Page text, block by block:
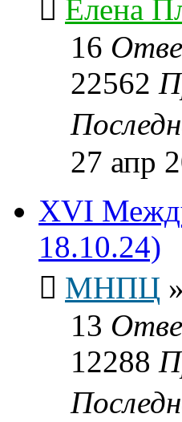
Елена
16
22562
27 апр
XVI
18.10.24)
МНПЦ »
13
12288